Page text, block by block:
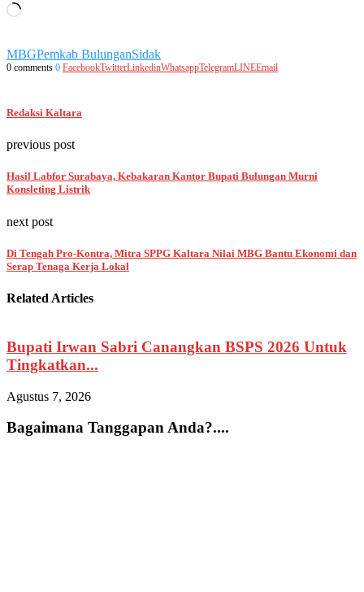
Memuat...
MBGPemkab BulunganSidak
0 comments 0 FacebookTwitterLinkedinWhatsappTelegramLINEEmail
Redaksi Kaltara
previous post
Hasil Labfor Surabaya, Kebakaran Kantor Bupati Bulungan Murni
Konsleting Listrik
next post
Di Tengah Pro-Kontra, Mitra SPPG Kaltara Nilai MBG Bantu Ekonomi dan
Serap Tenaga Kerja Lokal
Related Articles
Bupati Irwan Sabri Canangkan BSPS 2026 Untuk
Tingkatkan...
Agustus 7, 2026
Bagaimana Tanggapan Anda?....